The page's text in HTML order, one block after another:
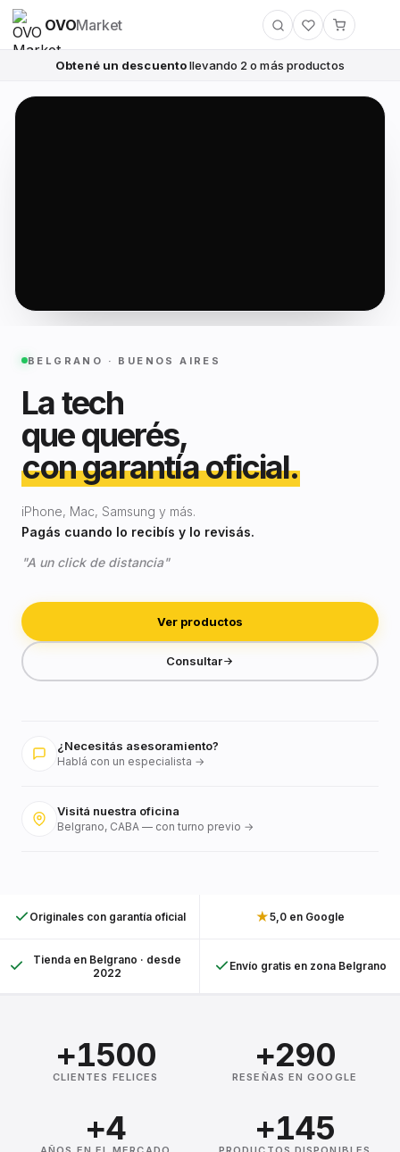
OVOMarket
Obtené un descuentollevando 2 o más productos
BELGRANO · BUENOS AIRES
La tech
que querés,
con garantía oficial.
iPhone, Mac, Samsung y más.
Pagás cuando lo recibís y lo revisás.
"A un click de distancia"
Ver productos
Consultar
¿Necesitás asesoramiento?
Hablá con un especialista →
Visitá nuestra oficina
Belgrano, CABA — con turno previo →
Originales con garantía oficial ★5,0 en Google
Tienda en Belgrano · desde
2022
Envío gratis en zona Belgrano
+1500
CLIENTES FELICES
+290
RESEÑAS EN GOOGLE
+4 +145